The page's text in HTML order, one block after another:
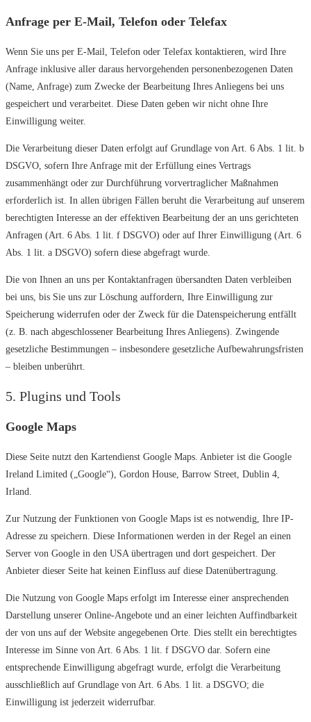
Anfrage per E-Mail, Telefon oder Telefax
Wenn Sie uns per E-Mail, Telefon oder Telefax kontaktieren, wird Ihre
Anfrage inklusive aller daraus hervorgehenden personenbezogenen Daten
(Name, Anfrage) zum Zwecke der Bearbeitung Ihres Anliegens bei uns
gespeichert und verarbeitet. Diese Daten geben wir nicht ohne Ihre
Einwilligung weiter.
Die Verarbeitung dieser Daten erfolgt auf Grundlage von Art. 6 Abs. 1 lit. b
DSGVO, sofern Ihre Anfrage mit der Erfüllung eines Vertrags
zusammenhängt oder zur Durchführung vorvertraglicher Maßnahmen
erforderlich ist. In allen übrigen Fällen beruht die Verarbeitung auf unserem
berechtigten Interesse an der effektiven Bearbeitung der an uns gerichteten
Anfragen (Art. 6 Abs. 1 lit. f DSGVO) oder auf Ihrer Einwilligung (Art. 6
Abs. 1 lit. a DSGVO) sofern diese abgefragt wurde.
Die von Ihnen an uns per Kontaktanfragen übersandten Daten verbleiben
bei uns, bis Sie uns zur Löschung auffordern, Ihre Einwilligung zur
Speicherung widerrufen oder der Zweck für die Datenspeicherung entfällt
(z. B. nach abgeschlossener Bearbeitung Ihres Anliegens). Zwingende
gesetzliche Bestimmungen – insbesondere gesetzliche Aufbewahrungsfristen
– bleiben unberührt.
5. Plugins und Tools
Google Maps
Diese Seite nutzt den Kartendienst Google Maps. Anbieter ist die Google
Ireland Limited („Google“), Gordon House, Barrow Street, Dublin 4,
Irland.
Zur Nutzung der Funktionen von Google Maps ist es notwendig, Ihre IP-
Adresse zu speichern. Diese Informationen werden in der Regel an einen
Server von Google in den USA übertragen und dort gespeichert. Der
Anbieter dieser Seite hat keinen Einfluss auf diese Datenübertragung.
Die Nutzung von Google Maps erfolgt im Interesse einer ansprechenden
Darstellung unserer Online-Angebote und an einer leichten Auffindbarkeit
der von uns auf der Website angegebenen Orte. Dies stellt ein berechtigtes
Interesse im Sinne von Art. 6 Abs. 1 lit. f DSGVO dar. Sofern eine
entsprechende Einwilligung abgefragt wurde, erfolgt die Verarbeitung
ausschließlich auf Grundlage von Art. 6 Abs. 1 lit. a DSGVO; die
Einwilligung ist jederzeit widerrufbar.